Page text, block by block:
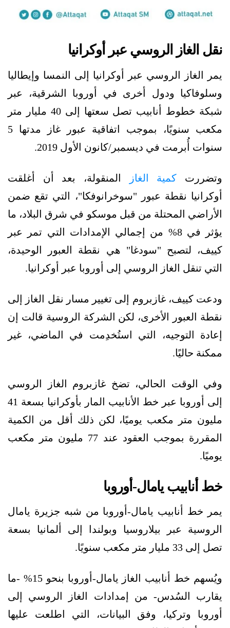
نقل الغاز الروسي عبر أوكرانيا
يمر الغاز الروسي عبر أوكرانيا إلى النمسا وإيطاليا
وسلوفاكيا ودول أخرى في أوروبا الشرقية، عبر
شبكة خطوط أنابيب تصل سعتها إلى 40 مليار متر
مكعب سنويًا، بموجب اتفاقية عبور غاز مدتها 5
سنوات أُبرمت في ديسمبر/كانون الأول 2019.
وتضررت كمية الغاز
المنقولة، بعد أن أغلقت
أوكرانيا نقطة عبور "سوخرانوفكا"، التي تقع ضمن
الأراضي المحتلة من قبل موسكو في شرق البلاد، ما
يؤثر في 8% من إجمالي الإمدادات التي تمر عبر
كييف، لتصبح "سودغا" هي نقطة العبور الوحيدة،
التي تنقل الغاز الروسي إلى أوروبا عبر أوكرانيا.
ودعت كييف، غازبروم إلى تغيير مسار نقل الغاز إلى
نقطة العبور الأخرى، لكن الشركة الروسية قالت إن
إعادة التوجيه، التي استُخدِمت في الماضي، غير
ممكنة حاليًا.
وفي الوقت الحالي، تضخ غازبروم الغاز الروسي
إلى أوروبا عبر خط الأنابيب المار بأوكرانيا بسعة 41
مليون متر مكعب يوميًا، لكن ذلك أقل من الكمية
المقررة بموجب العقود عند 77 مليون متر مكعب
يوميًا.
خط أنابيب يامال-أوروبا
يمر خط أنابيب يامال-أوروبا من شبه جزيرة يامال
الروسية عبر بيلاروسيا وبولندا إلى ألمانيا بسعة
تصل إلى 33 مليار متر مكعب سنويًا.
ويُسهم خط أنابيب الغاز يامال-أوروبا بنحو 15% -ما
يقارب السُدس- من إمدادات الغاز الروسي إلى
أوروبا وتركيا، وفق البيانات، التي اطلعت عليها